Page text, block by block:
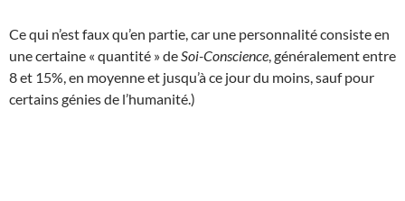
Ce qui n’est faux qu’en partie, car une personnalité consiste en
une certaine « quantité » de Soi-Conscience , généralement entre
8 et 15%, en moyenne et jusqu’à ce jour du moins, sauf pour
certains génies de l’humanité.)